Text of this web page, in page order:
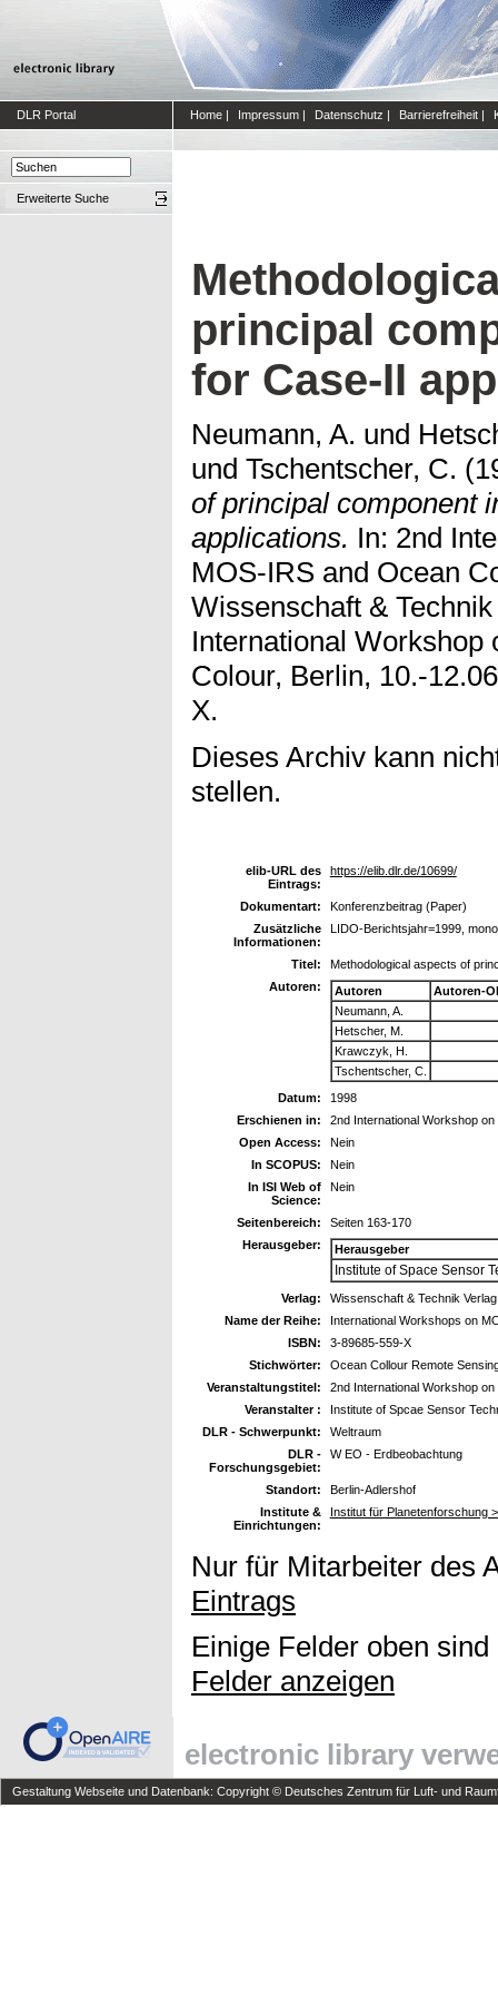
DLR Portal Home | Impressum | Datenschutz | Barrierefreiheit |
Erweiterte Suche
principal
for Case-II
Neumann, A. und
und Tschentscher, C.
of principal component
applications. In: 2nd
MOS-IRS and Ocean
Wissenschaft &
International Workshop
Colour, Berlin, 10.-
X.
Dieses Archiv kann
stellen.
elib-URL des
Eintrags:
https://elib.dlr.de/10699/
Dokumentart:
Konferenzbeitrag (Paper)
Zusätzliche
Informationen:
LIDO-Berichtsjahr=1999,
Titel:
Methodological aspects of
Autoren:
Autoren
Autoren-
Neumann, A.
Hetscher, M.
Krawczyk, H.
Tschentscher, C.
Datum:
1998
Erschienen in:
2nd International Workshop
Open Access:
Nein
In SCOPUS:
Nein
In ISI Web of
Science:
Nein
Seitenbereich:
Seiten 163-170
Herausgeber:
Herausgeber
Institute of Space Sensor
Verlag:
Wissenschaft & Technik
Name der Reihe:
International Workshops on
ISBN:
3-89685-559-X
Stichwörter:
Ocean Collour Remote
Veranstaltungstitel:
2nd International Workshop
Veranstalter :
Institute of Spcae Sensor
DLR - Schwerpunkt:
Weltraum
DLR -
Forschungsgebiet:
W EO - Erdbeobachtung
Standort:
Berlin-Adlershof
Institute &
Einrichtungen:
Institut für Planetenforschung
Nur für Mitarbeiter des
Eintrags
Einige Felder oben
Felder anzeigen
electronic library
Gestaltung Webseite und Datenbank: Copyright © Deutsches Zentrum für Luft- und